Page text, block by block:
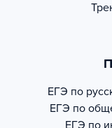
ЕГЭ по
ЕГЭ по